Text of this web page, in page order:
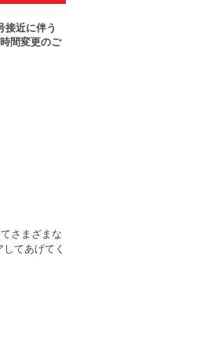
接近に伴う
間変更のご
さまざまな
てあげてく